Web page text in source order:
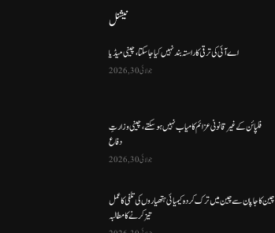
نیشنل
اے آئی کی ترقی کا راستہ بند نہیں کیا جا سکتا، چینی میڈیا
جولائی 30, 2026
فلپائن کے غیر قانونی عزائم کامیاب نہیں ہو سکتے ، چینی وزارتِ
دفاع
جولائی 30, 2026
چین کا جاپان سے چین میں ترک کردہ کیمیائی ہتھیاروں کی تلفی کا عمل
تیز کرنے کا مطالبہ